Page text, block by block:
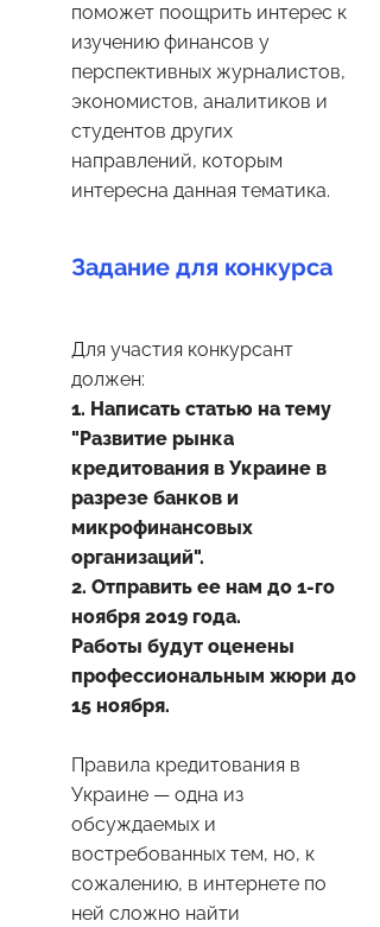
поможет поощрить интерес к
изучению финансов у
перспективных журналистов,
экономистов, аналитиков и
студентов других
направлений, которым
интересна данная тематика.
Задание для конкурса
Для участия конкурсант
должен:
1. Написать статью на тему
"Развитие рынка
кредитования в Украине в
разрезе банков и
микрофинансовых
организаций".
2. Отправить ее нам до 1-го
ноября 2019 года.
Работы будут оценены
профессиональным жюри до
15 ноября.
Правила кредитования в
Украине — одна из
обсуждаемых и
востребованных тем, но, к
сожалению, в интернете по
ней сложно найти